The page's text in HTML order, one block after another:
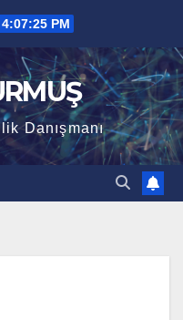
4:07:25 PM
Danışmanı